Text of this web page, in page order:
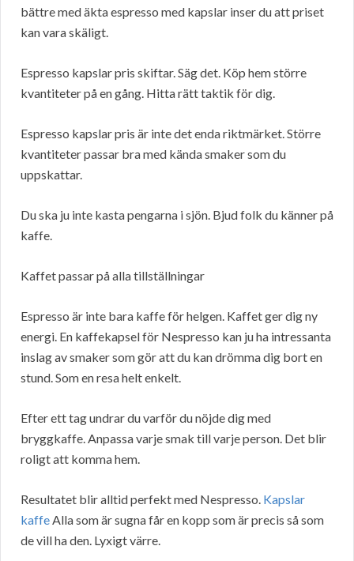
bättre med äkta espresso med kapslar inser du att priset
kan vara skäligt.
Espresso kapslar pris skiftar. Säg det. Köp hem större
kvantiteter på en gång. Hitta rätt taktik för dig.
Espresso kapslar pris är inte det enda riktmärket. Större
kvantiteter passar bra med kända smaker som du
uppskattar.
Du ska ju inte kasta pengarna i sjön. Bjud folk du känner på
kaffe.
Kaffet passar på alla tillställningar
Espresso är inte bara kaffe för helgen. Kaffet ger dig ny
energi. En kaffekapsel för Nespresso kan ju ha intressanta
inslag av smaker som gör att du kan drömma dig bort en
stund. Som en resa helt enkelt.
Efter ett tag undrar du varför du nöjde dig med
bryggkaffe. Anpassa varje smak till varje person. Det blir
roligt att komma hem.
Resultatet blir alltid perfekt med Nespresso. Kapslar
kaffeAlla som är sugna får en kopp som är precis så som
de vill ha den. Lyxigt värre.